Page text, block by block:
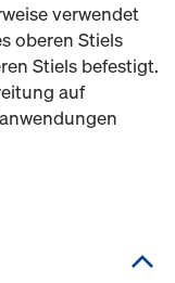
verwendet
oberen Stiels
Stiels befestigt.
auf